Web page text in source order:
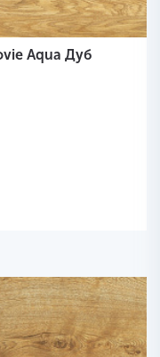
Aqua Дуб